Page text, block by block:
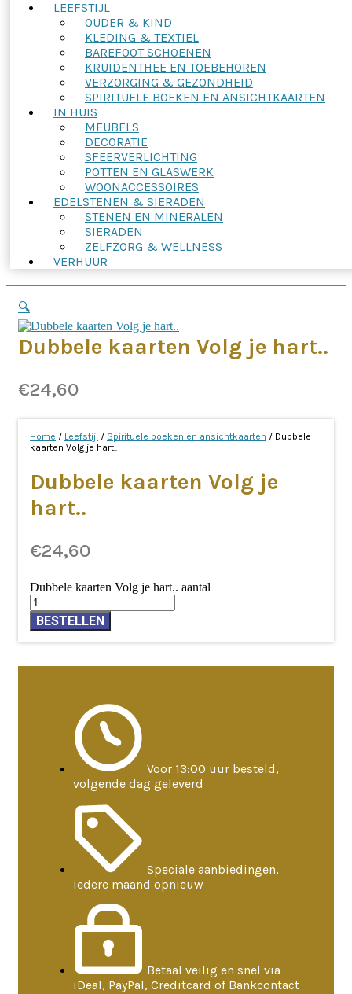
LEEFSTIJL
OUDER & KIND
KLEDING & TEXTIEL
BAREFOOT SCHOENEN
KRUIDENTHEE EN TOEBEHOREN
VERZORGING & GEZONDHEID
SPIRITUELE BOEKEN EN ANSICHTKAARTEN
IN HUIS
MEUBELS
DECORATIE
SFEERVERLICHTING
POTTEN EN GLASWERK
WOONACCESSOIRES
EDELSTENEN & SIERADEN
STENEN EN MINERALEN
SIERADEN
ZELFZORG & WELLNESS
VERHUUR
🔍
Dubbele kaarten Volg je hart..
€24,60
Home / Leefstijl / Spirituele boeken en ansichtkaarten / Dubbele
kaarten Volg je hart..
Dubbele kaarten Volg je
hart..
€24,60
Dubbele kaarten Volg je hart.. aantal
BESTELLEN
Voor 13:00 uur besteld,
volgende dag geleverd
Speciale aanbiedingen,
iedere maand opnieuw
Betaal veilig en snel via
iDeal, PayPal, Creditcard of Bankcontact